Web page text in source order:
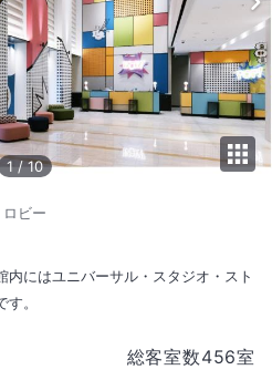
1 /10
ロビー
にはユニバーサル・スタジオ・スト
。
総客室数456室
ト